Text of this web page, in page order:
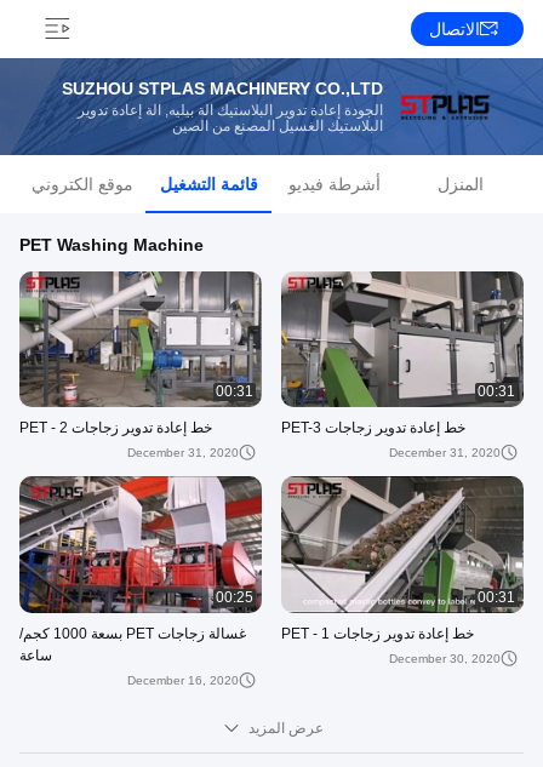
الاتصال
SUZHOU STPLAS MACHINERY CO.,LTD
الجودة إعادة تدوير البلاستيك آلة بيليه, آلة إعادة تدوير
البلاستيك الغسيل المصنع من الصين
المنزل أشرطة فيديو قائمة التشغيل موقع الكتروني
PET Washing Machine
00:31
خط إعادة تدوير زجاجات PET-3
December 31, 2020
00:31
خط إعادة تدوير زجاجات PET - 2
December 31, 2020
00:31
خط إعادة تدوير زجاجات PET - 1
December 30, 2020
00:25
غسالة زجاجات PET بسعة 1000 كجم/
ساعة
December 16, 2020
عرض المزيد